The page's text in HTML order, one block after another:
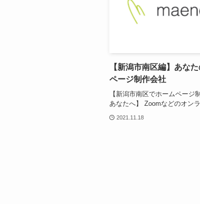
【新潟市南区編】あな
ページ制作会社
【新潟市南区でホームページ
あなたへ】 Zoomなどのオン
2021.11.18